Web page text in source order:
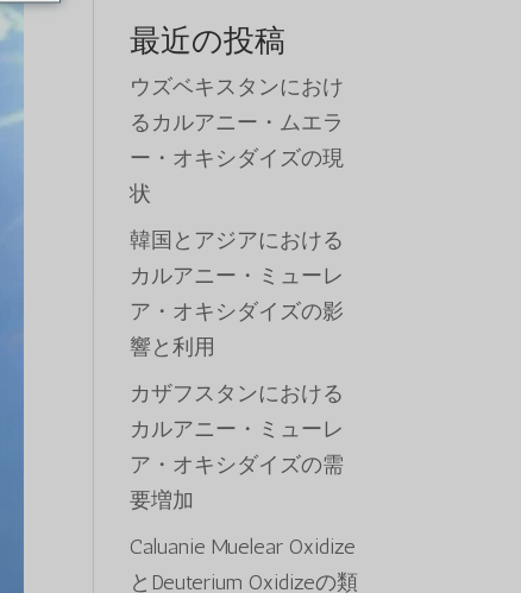
最近の投稿
ウズベキスタンにおけ
るカルアニー・ムエラ
ー・オキシダイズの現
状
韓国とアジアにおける
カルアニー・ミューレ
ア・オキシダイズの影
響と利用
カザフスタンにおける
カルアニー・ミューレ
ア・オキシダイズの需
要増加
Caluanie Muelear Oxidize
とDeuterium Oxidizeの類